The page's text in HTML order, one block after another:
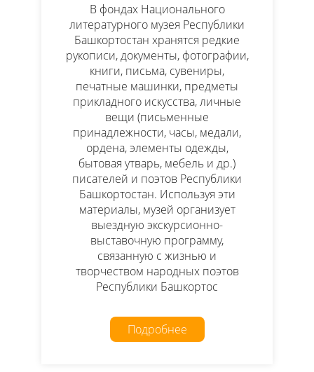
В фондах Национального
литературного музея Республики
Башкортостан хранятся редкие
рукописи, документы, фотографии,
книги, письма, сувениры,
печатные машинки, предметы
прикладного искусства, личные
вещи (письменные
принадлежности, часы, медали,
ордена, элементы одежды,
бытовая утварь, мебель и др.)
писателей и поэтов Республики
Башкортостан. Используя эти
материалы, музей организует
выездную экскурсионно-
выставочную программу,
связанную с жизнью и
творчеством народных поэтов
Республики Башкортос
Подробнее